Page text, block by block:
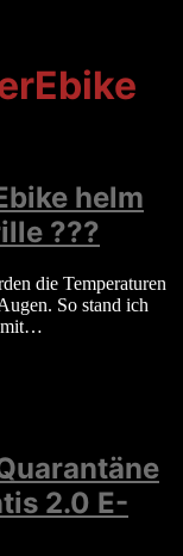
helm
???
die Temperaturen
So stand ich
mit…
2.0 E-